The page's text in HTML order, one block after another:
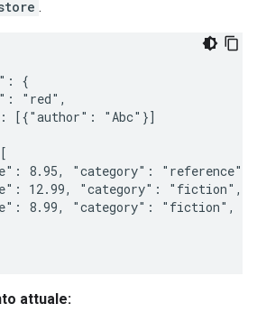
.
{
"red",
[{"author": "Abc"}]
8.95, "category":
12.99, "category": "fiction",
8.99, "category": "fiction",
attuale: